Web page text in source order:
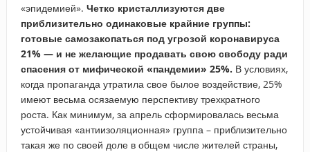
«эпидемией». Четко кристаллизуются две
приблизительно одинаковые крайние группы:
готовые самозакопаться под угрозой коронавируса
21% — и не желающие продавать свою свободу ради
спасения от мифической «пандемии» 25%. В условиях,
когда пропаганда утратила свое былое воздействие, 25%
имеют весьма осязаемую перспективу трехкратного
роста. Как минимум, за апрель сформировалась весьма
устойчивая «антиизоляционная» группа – приблизительно
такая же по своей доле в общем числе жителей страны,